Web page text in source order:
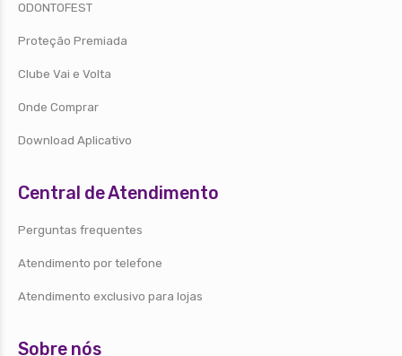
ODONTOFEST
Proteção Premiada
Clube Vai e Volta
Onde Comprar
Download Aplicativo
Central de Atendimento
Perguntas frequentes
Atendimento por telefone
Atendimento exclusivo para lojas
Sobre nós